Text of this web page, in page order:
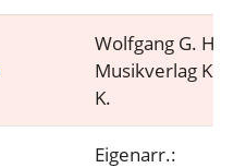
Wolfgang G.
Musikverlag Köln
K.
Eigenarr.: